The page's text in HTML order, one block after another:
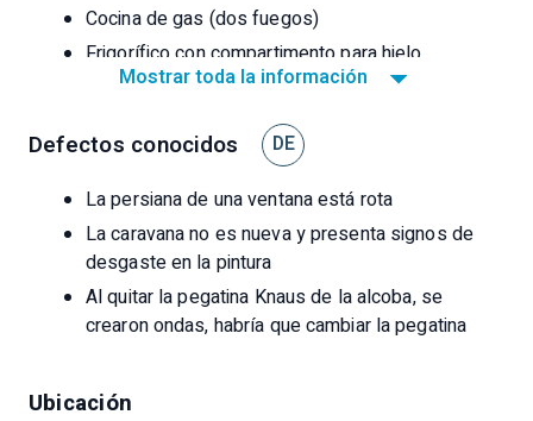
Cocina de gas (dos fuegos)
Frigorífico con compartimento para hielo
(funcionamiento con gas, batería o toma de tierra)
calefacción por circulación de aire)
posteriormente)
Neumáticos de verano con muy buen dibujo
Sistema solar con regulador de carga y batería de
a bordo
Para la nueva ITV se sustituyeron los rodamientos de
todos los filtros cada año. No nos gustaba la chapa de
Mostrar toda la información
Defectos conocidos DE
La persiana de una ventana está rota
La caravana no es nueva y presenta signos de
desgaste en la pintura
Al quitar la pegatina Knaus de la alcoba, se
crearon ondas, habría que cambiar la pegatina
Ubicación